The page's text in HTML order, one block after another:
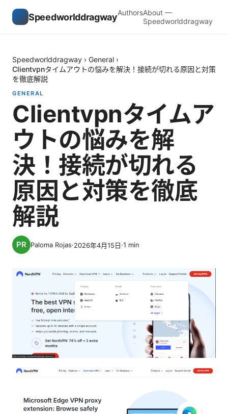
SpeedworlddragwayAuthorsAbout —
Speedworlddragway
Speedworlddragway › General ›
Clientvpnタイムアウトの悩みを解決！接続が切れる原因と対策
を徹底解説
GENERAL
Clientvpnタイムア
ウトの悩みを解
決！接続が切れる
原因と対策を徹底
解説
Paloma Rojas·2026年4月15日·1 min